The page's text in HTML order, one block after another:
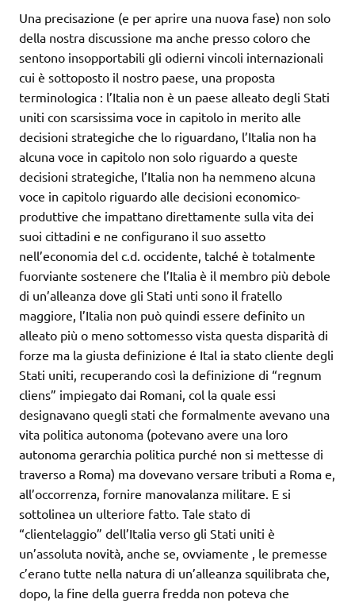
Una precisazione (e per aprire una nuova fase) non solo
della nostra discussione ma anche presso coloro che
sentono insopportabili gli odierni vincoli internazionali
cui è sottoposto il nostro paese, una proposta
terminologica : l’Italia non è un paese alleato degli Stati
uniti con scarsissima voce in capitolo in merito alle
decisioni strategiche che lo riguardano, l’Italia non ha
alcuna voce in capitolo non solo riguardo a queste
decisioni strategiche, l’Italia non ha nemmeno alcuna
voce in capitolo riguardo alle decisioni economico-
produttive che impattano direttamente sulla vita dei
suoi cittadini e ne configurano il suo assetto
nell’economia del c.d. occidente, talché è totalmente
fuorviante sostenere che l’Italia è il membro più debole
di un’alleanza dove gli Stati unti sono il fratello
maggiore, l’Italia non può quindi essere definito un
alleato più o meno sottomesso vista questa disparità di
forze ma la giusta definizione é Ital ia stato cliente degli
Stati uniti, recuperando così la definizione di “regnum
cliens” impiegato dai Romani, col la quale essi
designavano quegli stati che formalmente avevano una
vita politica autonoma (potevano avere una loro
autonoma gerarchia politica purché non si mettesse di
traverso a Roma) ma dovevano versare tributi a Roma e,
all’occorrenza, fornire manovalanza militare. E si
sottolinea un ulteriore fatto. Tale stato di
“clientelaggio” dell’Italia verso gli Stati uniti è
un’assoluta novità, anche se, ovviamente , le premesse
c’erano tutte nella natura di un’alleanza squilibrata che,
dopo, la fine della guerra fredda non poteva che